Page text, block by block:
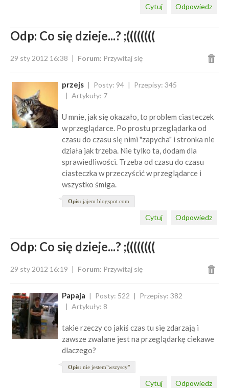
Odpowiedz
Cytuj
Odp: Co się dzieje...? ;((((((((
29 sty 2012 16:38 Forum: Przywitaj się
przejs Posty: 94
Przepisy: 345
Artykuły: 7
U mnie, jak się okazało, to problem ciasteczek
w przeglądarce. Po prostu przeglądarka od
czasu do czasu się nimi "zapycha" i stronka nie
działa jak trzeba. Nie tylko ta, dodam dla
sprawiedliwości. Trzeba od czasu do czasu
ciasteczka w przeczyścić w przeglądarce i
wszystko śmiga.
Opis: jajem.blogspot.com
Odpowiedz
Cytuj
Odp: Co się dzieje...? ;((((((((
29 sty 2012 16:19 Forum: Przywitaj się
Papaja Posty: 522
Przepisy: 382
Artykuły: 8
takie rzeczy co jakiś czas tu się zdarzają i
zawsze zwalane jest na przeglądarkę ciekawe
dlaczego?
Opis: nie jestem"wszyscy"
Odpowiedz
Cytuj